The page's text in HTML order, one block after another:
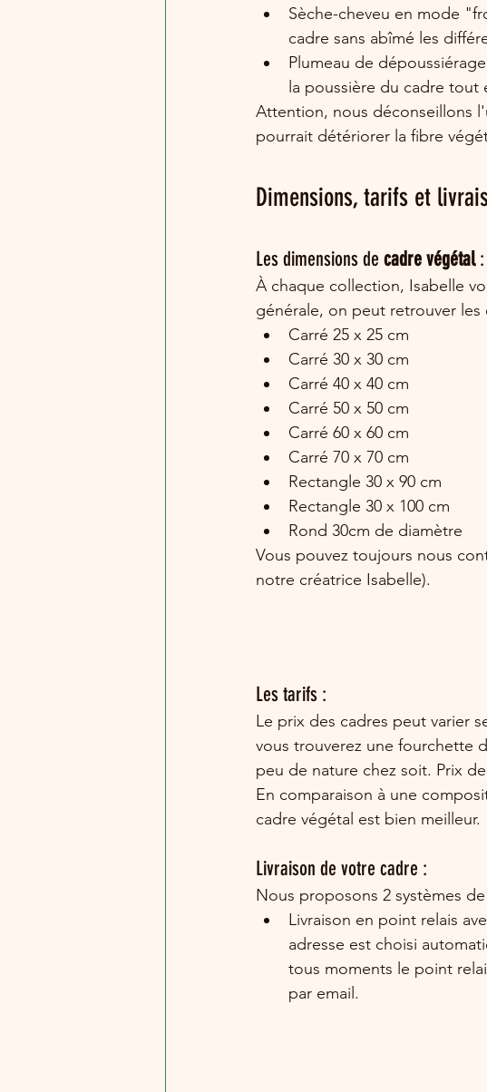
Sèche-cheveu en mode
cadre sans abîmé les
Plumeau de
la poussière du cadre tout
Attention, nous déconseillons
pourrait détériorer la fibre
Dimensions, tarifs et
Les dimensions de cadre végétal :
À chaque collection, Isabelle
générale, on peut retrouver les
Carré 25 x 25 cm
Carré 30 x 30 cm
Carré 40 x 40 cm
Carré 50 x 50 cm
Carré 60 x 60 cm
Carré 70 x 70 cm
Rectangle 30 x 90 cm
Rectangle 30 x 100 cm
Rond 30cm de diamètre
Vous pouvez toujours nous
notre créatrice Isabelle).
Les tarifs :
Le prix des cadres peut varier
vous trouverez une fourchette
peu de nature chez soit. Prix
En comparaison à une
cadre végétal est bien meilleur.
Livraison de votre cadre :
Nous proposons 2 systèmes
Livraison en point relais
adresse est choisi
tous moments le point
par email.